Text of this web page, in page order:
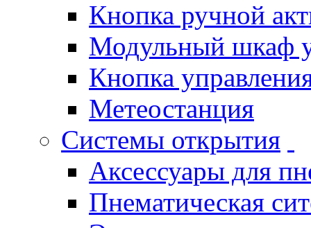
Кнопка ручной
Модульный шкаф
Кнопка
Метеостанция
Системы открытия
Аксессуары для
Пнематическая